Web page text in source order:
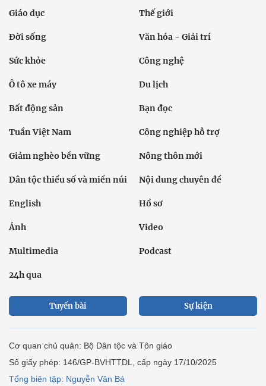
Giáo dục Thế giới
Đời sống Văn hóa - Giải trí
Sức khỏe Công nghệ
Ô tô xe máy Du lịch
Bất động sản Bạn đọc
Tuần Việt Nam Công nghiệp hỗ trợ
Giảm nghèo bền vững Nông thôn mới
Dân tộc thiểu số và miền núi Nội dung chuyên đề
English Hồ sơ
Ảnh Video
Multimedia Podcast
24h qua
Tuyến bài Sự kiện
Cơ quan chủ quản: Bộ Dân tộc và Tôn giáo
Số giấy phép: 146/GP-BVHTTDL, cấp ngày 17/10/2025
Tổng biên tập: Nguyễn Văn Bá